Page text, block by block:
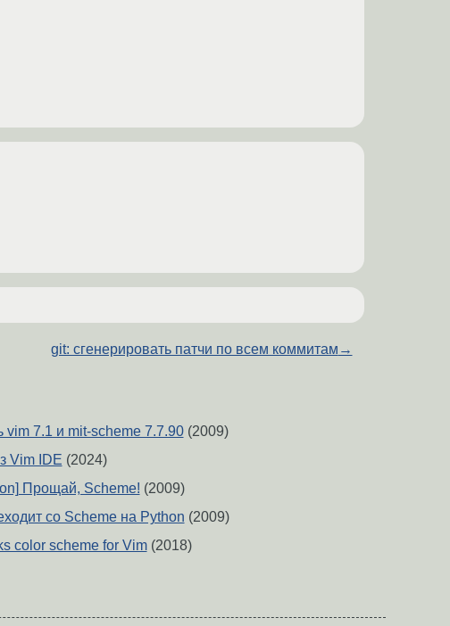
git: сгенерировать патчи по всем коммитам →
vim 7.1 и mit-scheme 7.7.90(2009)
Vim IDE (2024)
Прощай, Scheme! (2009)
со Scheme на Python (2009)
color scheme for Vim(2018)